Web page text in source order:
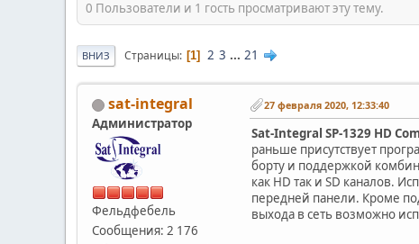
0 Пользователи и 1 гость просматривают эту тему.
ВНИЗ Страницы 1 2 3 ... 21
sat-integral
Администратор
Фельдфебель
Сообщения: 2 176
27 февраля 2020, 12:33:40
Sat-Integral SP-1329 HD
раньше присутствует
борту и поддержкой
как HD так и SD каналов.
передней панели. Кроме
выхода в сеть возможно